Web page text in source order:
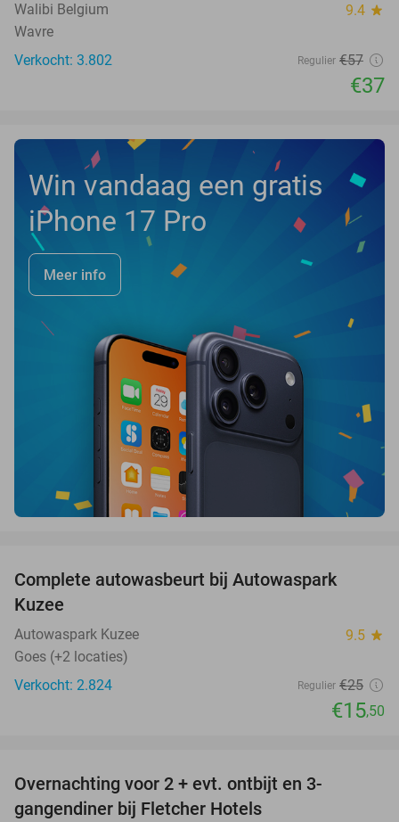
Walibi Belgium 9.4 star
Wavre
Verkocht: 3.802
Regulier €57
€37
Win vandaag een gratis
iPhone 17 Pro
Meer info
Complete autowasbeurt bij Autowaspark
Kuzee
Autowaspark Kuzee 9.5 star
Goes (+2 locaties)
Verkocht: 2.824
Regulier €25
€15,50
Overnachting voor 2 + evt. ontbijt en 3-
gangendiner bij Fletcher Hotels